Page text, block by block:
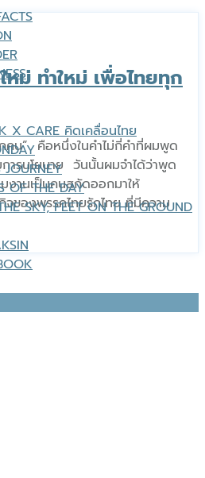
X CARE คิดเคลื่อนไทย
JOURNEY
OF THE DAY
SKY, FEET ON THE GROUND
หม่ ทำใหม่ เพื่อไทยทุก
คน” คือหนึ่งในคำไม่กี่คำที่ผมพูด
การนโยบาย วันนั้นผมจำได้ว่าพูด
งานเป็นคนสกัดออกมาให้
ของพรรคไทยรักไทย ที่มีความ